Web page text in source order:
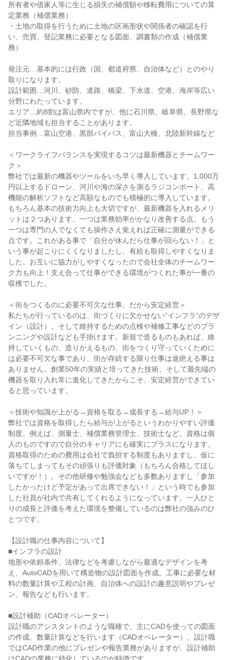
所有者や借家人等に生じる損失の補償額や移転費用についての算
定業務（補償業務）
・土地の取得を行うために土地の区画形状や関係者の確認を行
い、売買、登記業務に必要となる図面、調書類の作成（補償業
務）
発注元…基本的には行政（国、都道府県、自治体など）とのやり
取りになります。
設計範囲…河川、砂防、道路、橋梁、下水道、空港、海岸等広い
分野にわたっています。
エリア…約8割は富山県内ですが、他に石川県、岐阜県、長野県な
ど近隣地域も担当することがあります。
担当事例…富山空港、黒部バイパス、富山大橋、北陸新幹線など
＜ワークライフバランスを実現するコツは最新機器とチームワー
ク＞
弊社では最新の機器やツールをいち早く導入しています。1,000万
円以上するドローン、河川や海の深さを測るラジコンボート、高
機能の解析ソフトなど高額なものでも積極的に導入しています。
もちろん基本の技術力向上も大切ですが、最新機器を入れるメリ
ットは２つあります。一つは業務効率がかなり改善する点。もう
一つは専門の人でなくても操作さえ覚えれば正確に測量ができる
点です。これがある事で「自分が休んだら仕事が回らない！」と
いう事が起こりにくくなりましたし、有給も取得しやすくなりま
した。お互いに協力がしやすくなったので会社全体のチームワー
ク力も向上！支え合って仕事ができる環境がつくれた事が一番の
収穫でした。
＜街をつくるのに必要不可欠な仕事。だから安定経営＞
私たちが行っているのは、街づくりに欠かせない“インフラ”のデザ
イン（設計）。そして維持するための点検や補修工事などのプラ
ンニングや設計なども手掛けます。新規で造るものもあれば、維
持していくもの、造りかえるもの、街をつくり守っていくために
は必要不可欠な事であり、街が存続する限り仕事は途絶える事は
ありません。創業50年の実績と培ってきた技術、そして最先端の
機器を取り入れ常に進化してきたからこそ、安定経営ができてい
ると思っています。
＜技術や知識が上がる→資格を取る→成長する→給与UP！＞
弊社では資格を取得したら給与が上がるというわかりやすい評価
制度。例えば、測量士、補償業務管理士、技術士など。資格は個
人のものですので自分のキャリアにも確実にプラスになります。
資格取得のための費用は会社で負担する制度もありますし、仮に
落ちてしまってもその頑張りも評価対象（もちろん合格してほし
いですが！）。その他研修や勉強会なども多数ありますし「参加
したかったけど予定があって出席できない！」という時でも参加
した社員が社内で共有してくれるようになっています。一人ひと
りの成長と評価を考えた環境を整備しているのは弊社の強みのひ
とつです。
【設計職の仕事内容について】
■インフラの設計
地形や依頼条件、法律などを考慮しながら最適なデザインを考
え、AutoCADを用いて構造物の設計図面を作成。工事に必要な材
料の数量計算や工程の計画、自治体への設計の趣意説明やプレゼ
ン、報告なども行います。
■設計補助（CADオペレーター）
設計職のアシスタントのような職種で、主にCADを使っての図面
の作成、数量計算などを行います（CADオペレーター）。設計職
ではCAD作業の他にプレゼンや報告業務がありますが、設計補助